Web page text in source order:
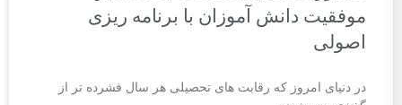
موفقیت دانش آموزان با برنامه ریزی
اصولی
در دنیای امروز که رقابت های تحصیلی هر سال فشرده تر از